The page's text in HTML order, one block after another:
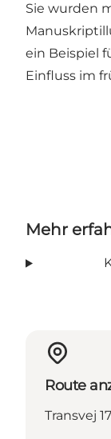
Sie wurden
ein Beispiel
Einfluss im
Mehr
Route
Transvej 17